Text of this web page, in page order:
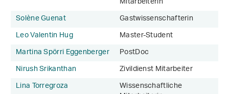
Solène Guenat
Gastwissenschafterin
Leo Valentin Hug
Master-Student
Martina Spörri Eggenberger
PostDoc
Nirush Srikanthan
Zivildienst Mitarbeiter
Lina Torregroza
Wissenschaftliche